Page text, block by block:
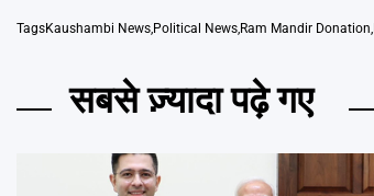
TagsKaushambi News,Political News,Ram Mandir Donation,
सबसे ज़्यादा पढ़े गए